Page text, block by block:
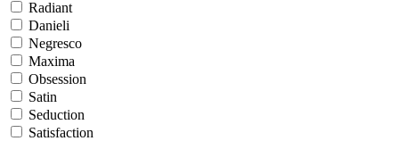
Radiant
Danieli
Negresco
Maxima
Obsession
Satin
Seduction
Satisfaction